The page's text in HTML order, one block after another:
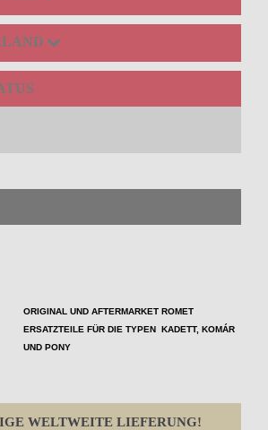
ORIGINAL UND AFTERMARKET ROMET
ERSATZTEILE FÜR DIE TYPEN KADETT, KOMÁR
UND PONY
WELTWEITE LIEFERUNG!